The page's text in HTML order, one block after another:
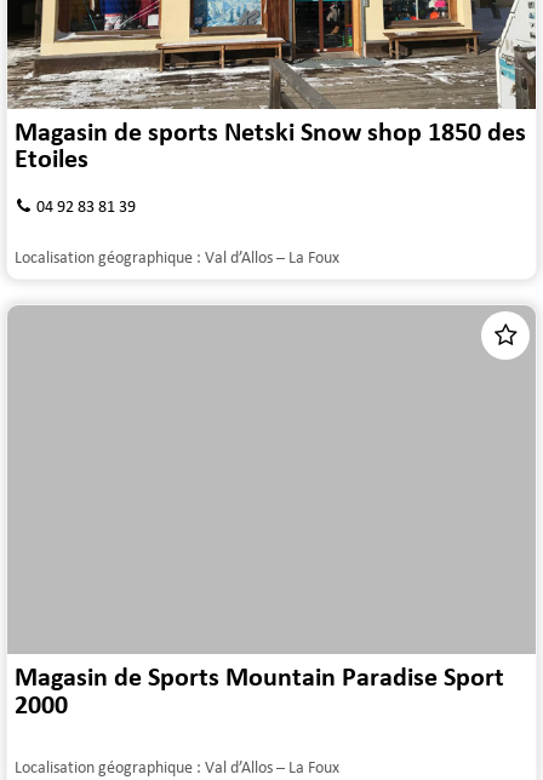
Magasin de sports Netski Snow shop 1850 des
Etoiles
04 92 83 81 39
Localisation géographique : Val d’Allos – La Foux
Magasin de Sports Mountain Paradise Sport
2000
Localisation géographique : Val d’Allos – La Foux